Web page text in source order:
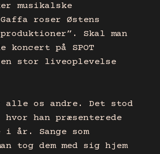
musikalske
roser Østens
Skal man
koncert på SPOT
stor liveoplevelse
os andre. Det stod
han præsenterede
i år. Sange som
tog dem med sig hjem